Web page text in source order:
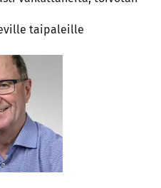
taipaleille